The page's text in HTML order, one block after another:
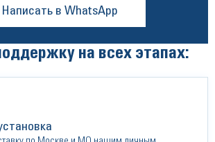
Написать в WhatsApp
на всех этапах: